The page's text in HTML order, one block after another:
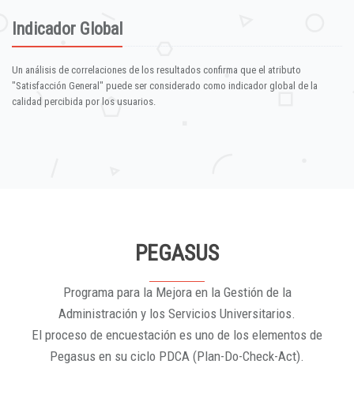
Indicador Global
Un análisis de correlaciones de los resultados confirma que el atributo
"Satisfacción General" puede ser considerado como indicador global de la
calidad percibida por los usuarios.
PEGASUS
Programa para la Mejora en la Gestión de la
Administración y los Servicios Universitarios.
El proceso de encuestación es uno de los elementos de
Pegasus en su ciclo PDCA (Plan-Do-Check-Act).